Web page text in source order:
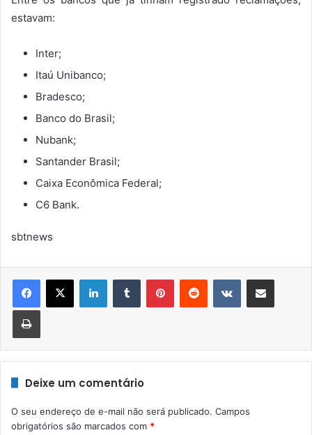
estavam:
Inter;
Itaú Unibanco;
Bradesco;
Banco do Brasil;
Nubank;
Santander Brasil;
Caixa Econômica Federal;
C6 Bank.
sbtnews
LinkedinTumblr PinterestReddit VK Compartilhar via e-mail
Imprimir
Deixe um comentário
O seu endereço de e-mail não será publicado. Campos
obrigatórios são marcados com *